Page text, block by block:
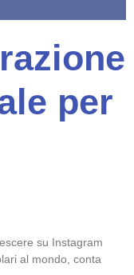
per
su Instagram
al mondo, conta